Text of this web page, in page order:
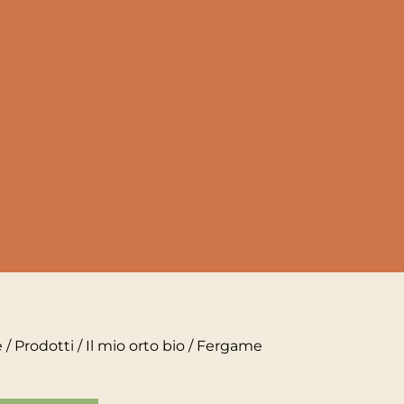
/ Prodotti / Il mio orto bio / Fergame